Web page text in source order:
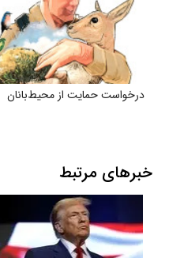
درخواست حمایت از محیط‌بانان
خبرهای مرتبط